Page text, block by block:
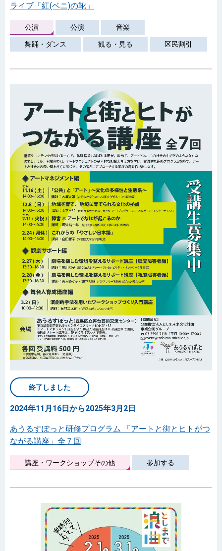
ライブ「紅(ベニ)の靴」
公演 公演 音楽
舞踊・ダンス 観る・見る 区民割引
終了しました
2024年11月16日から2025年3月2日
あうるすぽっと研修プログラム 「アートと街とヒトがつ
ながる講座」全７回
講座・ワークショップその他 参加する